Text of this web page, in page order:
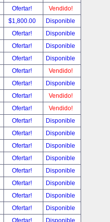
Ofertar!
Vendido!
$1,800.00
Disponible
Ofertar!
Disponible
Ofertar!
Disponible
Ofertar!
Disponible
Ofertar!
Vendido!
Ofertar!
Disponible
Ofertar!
Vendido!
Ofertar!
Vendido!
Ofertar!
Disponible
Ofertar!
Disponible
Ofertar!
Disponible
Ofertar!
Disponible
Ofertar!
Disponible
Ofertar!
Disponible
Ofertar!
Disponible
Ofertar!
Disponible
Ofertar!
Disponible